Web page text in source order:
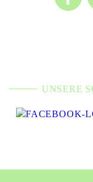
UNSERE